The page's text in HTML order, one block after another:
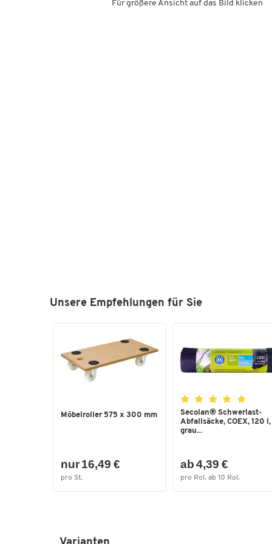
Für größere Ansicht auf das Bild klicken
Unsere Empfehlungen für Sie
Möbelroller 575 x 300 mm
nur 16,49 €
pro St.
Secolan® Schwerlast-
Abfallsäcke, COEX, 120 l,
grau...
ab 4,39 €
pro Rol. ab 10 Rol.